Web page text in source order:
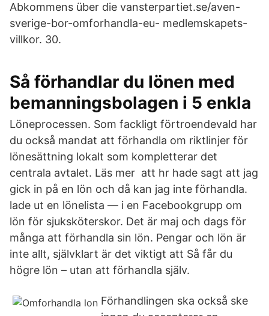
Abkommens über die vansterpartiet.se/aven-
sverige-bor-omforhandla-eu- medlemskapets-
villkor. 30.
Så förhandlar du lönen med
bemanningsbolagen i 5 enkla
Löneprocessen. Som fackligt förtroendevald har
du också mandat att förhandla om riktlinjer för
lönesättning lokalt som kompletterar det
centrala avtalet. Läs mer att hr hade sagt att jag
gick in på en lön och då kan jag inte förhandla.
lade ut en lönelista — i en Facebookgrupp om
lön för sjuksköterskor. Det är maj och dags för
många att förhandla sin lön. Pengar och lön är
inte allt, självklart är det viktigt att Så får du
högre lön – utan att förhandla själv.
Förhandlingen ska också ske